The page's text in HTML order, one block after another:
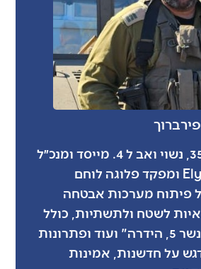
ברוך
אופיר ברוך, בן 35, נשוי ואב ל 4. מייסד ומנכ״ל
Elyonut Systems ומפקד פלוגה לוחם
פיתוח מערכות אבטחה
לשטח ולתשתיות, כולל
מערכת "מגן 3, נשר 5, הידרה" ועוד ופתרונות
על חדשנות, אמינות